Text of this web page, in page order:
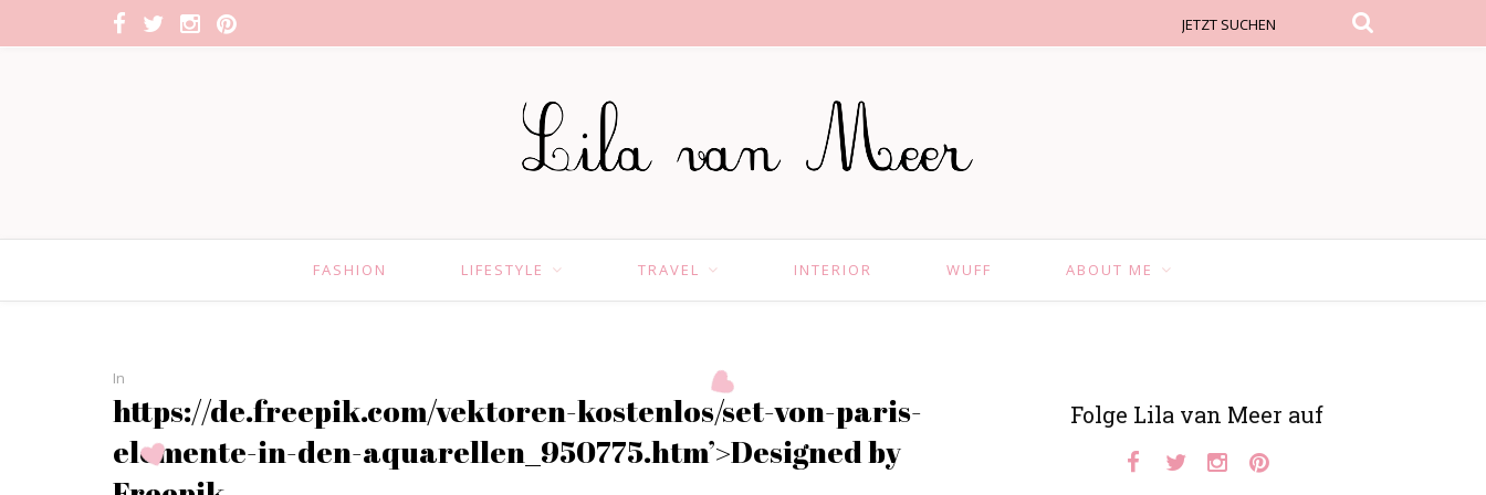
FASHION LIFESTYLE TRAVEL INTERIOR WUFF ABOUT ME
In
https://de.freepik.com/vektoren-kostenlos/set-von-paris-
elemente-in-den-aquarellen_950775.htm’>Designed by
Folge Lila van Meer auf